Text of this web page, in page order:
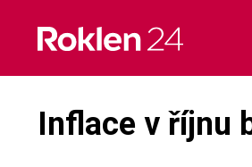
content
Inflace v říjnu